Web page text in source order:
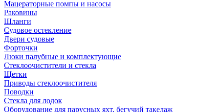
Мацераторные помпы и насосы
Раковины
Шланги
Судовое остекление
Двери судовые
Форточки
Люки палубные и комплектующие
Стеклоочистители и стекла
Щетки
Приводы стеклоочистителя
Поводки
Стекла для лодок
Оборудование для парусных яхт, бегучий такелаж